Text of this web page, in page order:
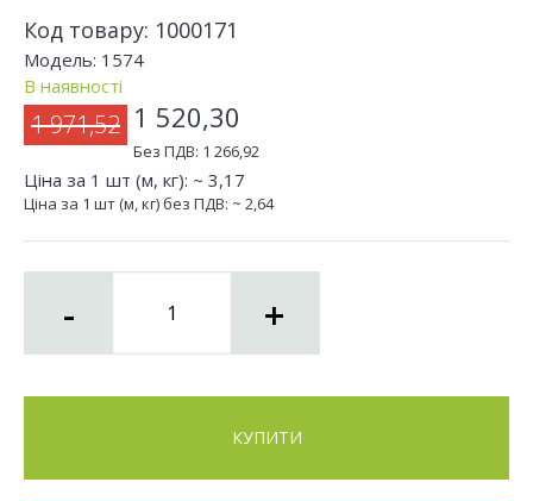
Код товару: 1000171
Модель: 1574
В наявності
1 971,52 1 520,30
Без ПДВ: 1 266,92
Ціна за 1 шт (м, кг): ~ 3,17
Ціна за 1 шт (м, кг) без ПДВ: ~ 2,64
- +
КУПИТИ